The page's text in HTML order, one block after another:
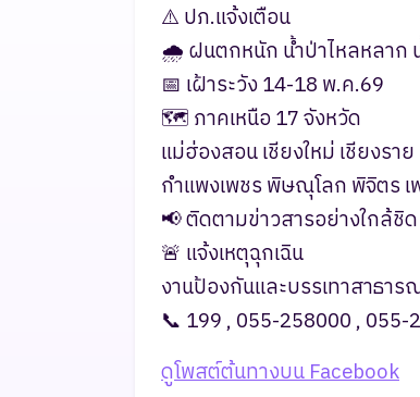
⚠️ ปภ.แจ้งเตือน
🌧️ ฝนตกหนัก น้ำป่าไหลหลาก
📅 เฝ้าระวัง 14-18 พ.ค.69
🗺️ ภาคเหนือ 17 จังหวัด
แม่ฮ่องสอน เชียงใหม่ เชียงรา
กำแพงเพชร พิษณุโลก พิจิตร
📢 ติดตามข่าวสารอย่างใกล้
🚨 แจ้งเหตุฉุกเฉิน
งานป้องกันและบรรเทาสาธ
📞 199 , 055-258000 ,
ดูโพสต์ต้นทางบน Facebook